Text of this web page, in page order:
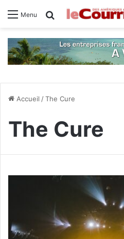
Menu Rechercher
Accueil /The Cure
The Cure